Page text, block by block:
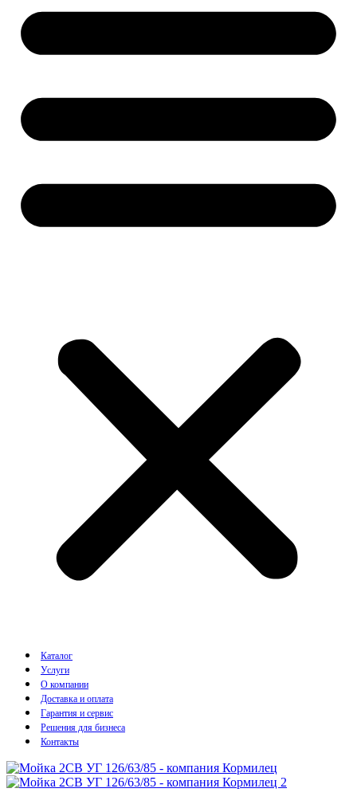
Каталог
Услуги
О компании
Доставка и оплата
Гарантия и сервис
Решения для бизнеса
Контакты